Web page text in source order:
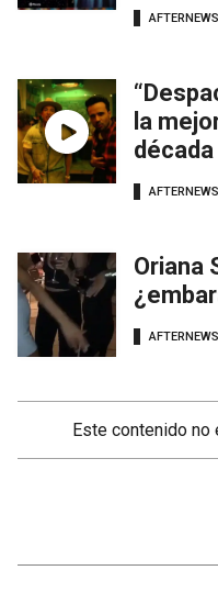
AFTERNEWS
la
década
AFTERNEWS
Oriana
AFTERNEWS
Este contenido